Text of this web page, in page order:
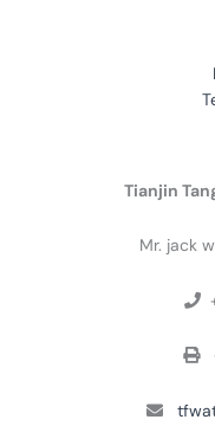
Tianjin
Mr. jack


